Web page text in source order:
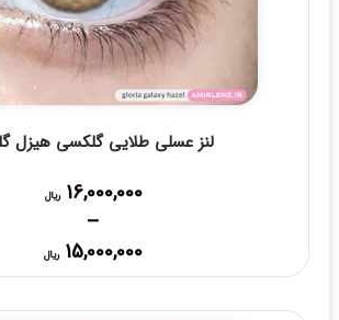
لنز عسلی طلایی گلکسی هیزل
16,000,000 ریال
–
15,000,000 ریال
Price
range: